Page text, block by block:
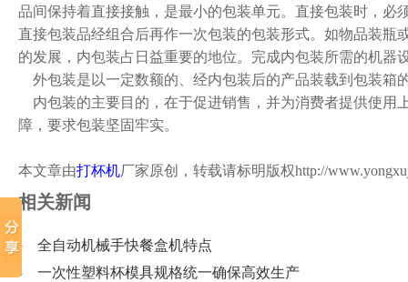
品间保持着直接接触，是最小的包装单元。直接包装时，
直接包装品经组合后再作一次包装的包装形式。如物品装
的发展，内包装占日益重要的地位。完成内包装所需的机器
外包装是以一定数额的、经内包装后的产品装载到包装箱
内包装的主要目的，在于促进销售，并为消费者提供使用
障，要求包装坚固牢实。
本文章由打杯机厂家原创，转载请标明版权http://
相关新闻
全自动机械手快餐盒机特点
一次性塑料杯模具规格统一确保高效生产